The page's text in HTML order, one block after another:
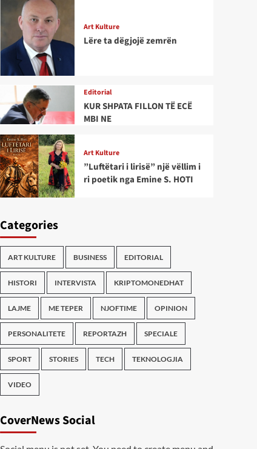
Art Kulture
Lëre ta dëgjojë zemrën
Editorial
KUR SHPATA FILLON TË ECË
MBI NE
Art Kulture
”Luftëtari i lirisë” një vëllim i
ri poetik nga Emine S. HOTI
Categories
ART KULTURE BUSINESS EDITORIAL
HISTORI INTERVISTA KRIPTOMONEDHAT
LAJME ME TEPER NJOFTIME OPINION
PERSONALITETE REPORTAZH SPECIALE
SPORT STORIES TECH TEKNOLOGJIA
VIDEO
CoverNews Social